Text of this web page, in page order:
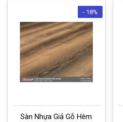
- 18%
Sàn Nhựa Giả Gỗ Hèm